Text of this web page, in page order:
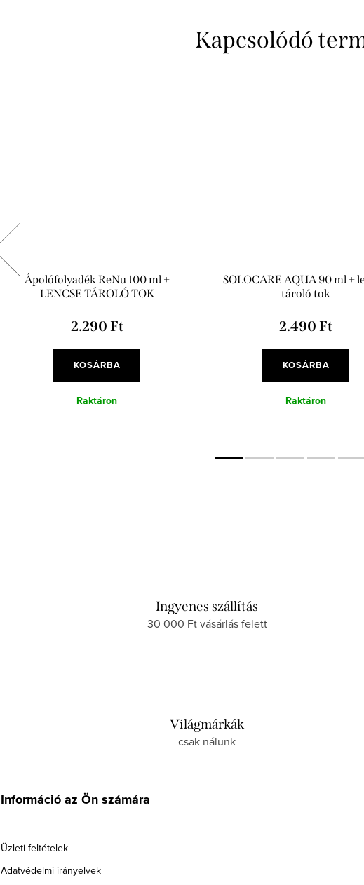
Kapcsolódó
Ápolófolyadék ReNu 100 ml +
LENCSE TÁROLÓ TOK
2.290 Ft
KOSÁRBA
Raktáron
SOLOCARE AQUA 90 ml +
tároló tok
2.490 Ft
KOSÁRBA
Raktáron
Ingyenes szállítás
30 000 Ft vásárlás felett
Világmárkák
csak nálunk
Információ az Ön számára
Üzleti feltételek
Adatvédelmi irányelvek